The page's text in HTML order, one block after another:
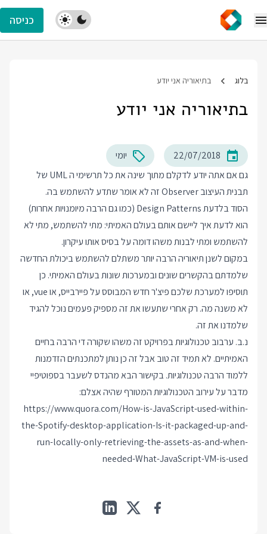
כניסה
בלוג בתיאוריה אני יודע
בתיאוריה אני יודע
22/07/2018
יומי
גם אם אתה יודע לדקלם מתוך שינה את כל תרשימי ה UML של
תבנית העיצוב Observer זה לא אומר שתדע להשתמש בה.
הסוד בלדעת Design Patterns (כמו גם הרבה מיומנויות אחרות)
הוא לדעת איך ליישם אותם בעולם האמיתי: מתי להשתמש, מתי לא
להשתמש ומתי לבנות משהו דומה על בסיס אותו עיקרון.
במקום לשנן תיאוריה הרבה יותר משתלם להשתמש ביכולת החדשה
שלמדתם בהקשרים שונים ובמערכות שונות בעולם האמיתי. כן
תוסיפו למערכת שלכם פיצ'ר חדש המבוסס על פיירבייס, או vue, או
לא משנה מה. רק אחרי שתעשו את זה מספיק פעמים נוכל להגיד
שלמדנו את זה.
נ.ב. ערבוב טכנולוגיות בפרויקט זה משהו שקורה די הרבה בחיים
האמיתיים. לא תמיד זה טוב אבל זה כן נותן למתכנתים הזדמנות
ללמוד הרבה טכנולוגיות. בקישור הבא מהנדס לשעבר בספוטיפיי
מדבר על עירוב הטכנולוגיות המטורף שהיה אצלם:
https://www.quora.com/How-is-JavaScript-used-within-
the-Spotify-desktop-application-Is-it-packaged-up-and-
run-locally-only-retrieving-the-assets-as-and-when-
needed-What-JavaScript-VM-is-used